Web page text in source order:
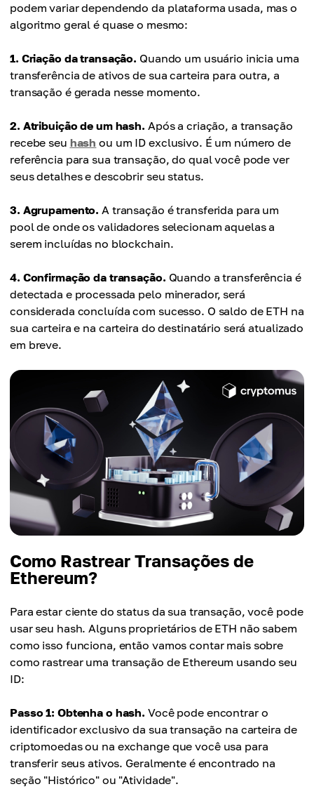
podem variar dependendo da plataforma usada, mas o
algoritmo geral é quase o mesmo:
1. Criação da transação. Quando um usuário inicia uma
transferência de ativos de sua carteira para outra, a
transação é gerada nesse momento.
2. Atribuição de um hash. Após a criação, a transação
recebe seu hash ou um ID exclusivo. É um número de
referência para sua transação, do qual você pode ver
seus detalhes e descobrir seu status.
3. Agrupamento. A transação é transferida para um
pool de onde os validadores selecionam aquelas a
serem incluídas no blockchain.
4. Confirmação da transação. Quando a transferência é
detectada e processada pelo minerador, será
considerada concluída com sucesso. O saldo de ETH na
sua carteira e na carteira do destinatário será atualizado
em breve.
Como Rastrear Transações de
Ethereum?
Para estar ciente do status da sua transação, você pode
usar seu hash. Alguns proprietários de ETH não sabem
como isso funciona, então vamos contar mais sobre
como rastrear uma transação de Ethereum usando seu
ID:
Passo 1: Obtenha o hash. Você pode encontrar o
identificador exclusivo da sua transação na carteira de
criptomoedas ou na exchange que você usa para
transferir seus ativos. Geralmente é encontrado na
seção "Histórico" ou "Atividade".